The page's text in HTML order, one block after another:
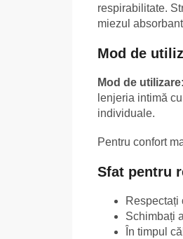
respirabilitate.
miezul
Mod de
Mod de utilizare:
lenjeria intimă
individuale.
Pentru confort
Sfat pentru
Respectați
Schimbați
În timpul